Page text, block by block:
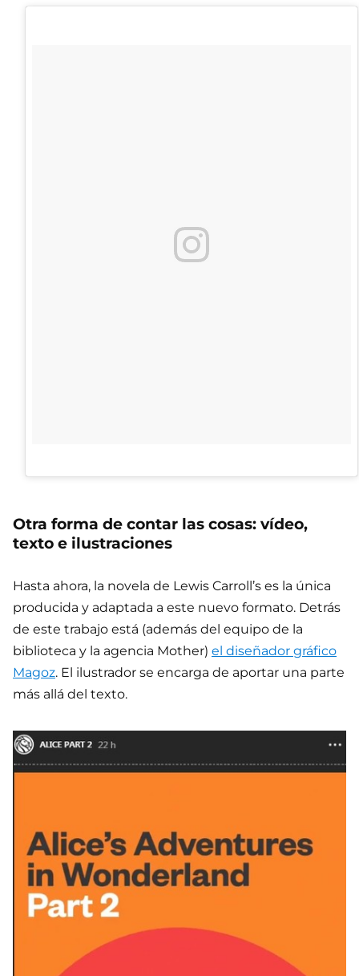
Otra forma de contar las cosas: vídeo,
texto e ilustraciones
Hasta ahora, la novela de Lewis Carroll’s es la única
producida y adaptada a este nuevo formato. Detrás
de este trabajo está (además del equipo de la
biblioteca y la agencia Mother) el diseñador gráfico
Magoz. El ilustrador se encarga de aportar una parte
más allá del texto.